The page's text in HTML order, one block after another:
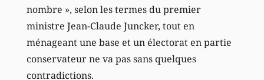
nombre », selon les termes du premier
ministre Jean-Claude Juncker, tout en
ménageant une base et un électorat en partie
conservateur ne va pas sans quelques
contradictions.